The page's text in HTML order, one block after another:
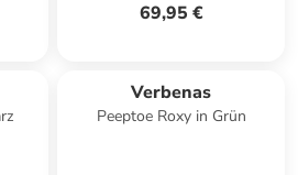
69,95 €
Verbenas
Peeptoe Roxy in Grün